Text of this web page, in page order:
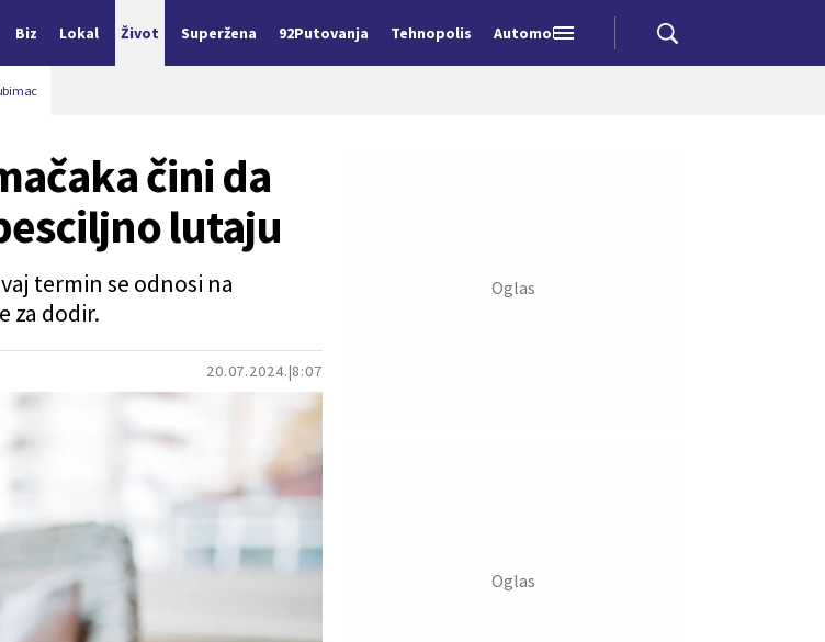
Biz Lokal Život Superžena 92Putovanja Tehnopolis Automobili
20.07.2024. 8:07
čini da
lutaju
termin se odnosi na
za dodir.